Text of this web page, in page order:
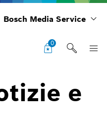
Bosch Media Service
0
e